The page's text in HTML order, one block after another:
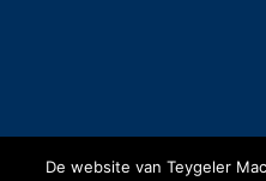
De website van Teygeler